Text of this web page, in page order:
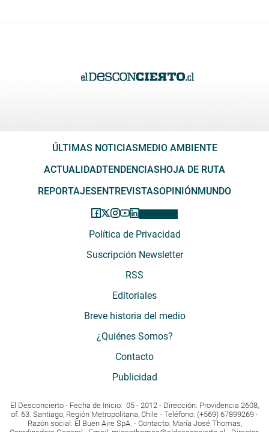
ÚLTIMAS NOTICIASMEDIO AMBIENTE
ACTUALIDADTENDENCIASHOJA DE RUTA
REPORTAJESENTREVISTASOPINIÓNMUNDO
Política de Privacidad
Suscripción Newsletter
RSS
Editoriales
Breve historia del medio
¿Quiénes Somos?
Contacto
Publicidad
El Desconcierto - Fecha de Inicio: 05 - 2012 - Dirección: Providencia 2608,
of. 63. Santiago, Región Metropolitana, Chile - Teléfono: (+569) 67899269 -
Razón social: El Buen Aire SpA. - Contacto: María José Thomas,